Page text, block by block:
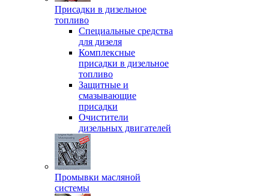
Присадки в дизельное
топливо
Спeциальные средства
для дизеля
Комплексные
присадки в дизельное
топливо
Защитные и
смазывающие
присадки
Очистители
дизельных двигателей
Промывки масляной
системы